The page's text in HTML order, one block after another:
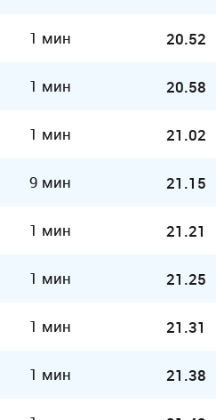
1 мин 20.52
1 мин 20.58
1 мин 21.02
9 мин 21.15
1 мин 21.21
1 мин 21.25
1 мин 21.31
1 мин 21.38